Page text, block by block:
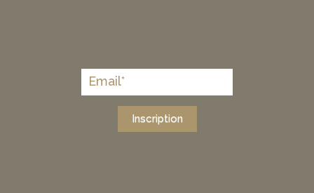
Inscription